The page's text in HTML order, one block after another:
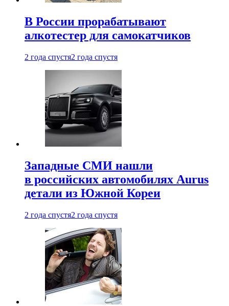
В России прорабатывают
алкотестер для самокатчиков
2 года спустя2 года спустя
Западные СМИ нашли
в российских автомобилях Aurus
детали из Южной Кореи
2 года спустя2 года спустя